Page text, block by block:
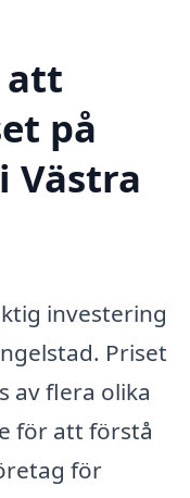
att
på
Västra
investering
Priset
av flera olika
för att förstå
för